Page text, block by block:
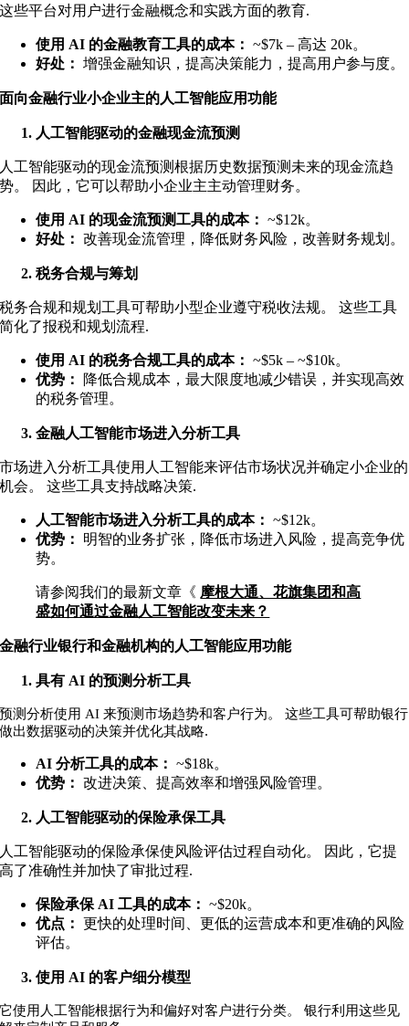
这些平台对用户进行金融概念和实践方面的教育.
使用 AI 的金融教育工具的成本： ~$7k – 高达 20k。
好处：增强金融知识，提高决策能力，提高用户参与度。
面向金融行业小企业主的人工智能应用功能
人工智能驱动的金融现金流预测
人工智能驱动的现金流预测根据历史数据预测未来的现金流趋
势。 因此，它可以帮助小企业主主动管理财务。
使用 AI 的现金流预测工具的成本： ~$12k。
好处：改善现金流管理，降低财务风险，改善财务规划。
税务合规与筹划
税务合规和规划工具可帮助小型企业遵守税收法规。 这些工具
简化了报税和规划流程.
使用 AI 的税务合规工具的成本： ~$5k – ~$10k。
优势： 降低合规成本，最大限度地减少错误，并实现高效
的税务管理。
金融人工智能市场进入分析工具
市场进入分析工具使用人工智能来评估市场状况并确定小企业的
机会。 这些工具支持战略决策.
人工智能市场进入分析工具的成本： ~$12k。
优势： 明智的业务扩张，降低市场进入风险，提高竞争优
势。
请参阅我们的最新文章《 摩根大通、花旗集团和高
盛如何通过金融人工智能改变未来？
金融行业银行和金融机构的人工智能应用功能
具有 AI 的预测分析工具
预测分析使用 AI 来预测市场趋势和客户行为。 这些工具可帮助银行
做出数据驱动的决策并优化其战略.
AI 分析工具的成本： ~$18k。
优势：改进决策、提高效率和增强风险管理。
人工智能驱动的保险承保工具
人工智能驱动的保险承保使风险评估过程自动化。 因此，它提
高了准确性并加快了审批过程.
保险承保 AI 工具的成本： ~$20k。
优点：更快的处理时间、更低的运营成本和更准确的风险
评估。
使用 AI 的客户细分模型
它使用人工智能根据行为和偏好对客户进行分类。 银行利用这些见